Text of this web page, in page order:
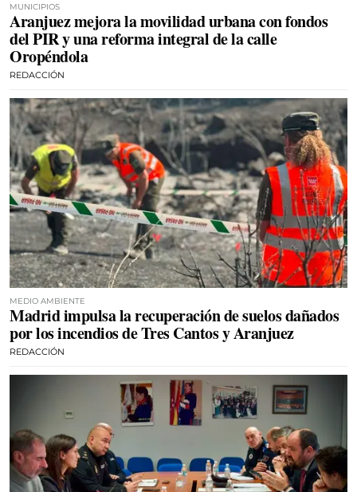
MUNICIPIOS
Aranjuez mejora la movilidad urbana con fondos
del PIR y una reforma integral de la calle
Oropéndola
REDACCIÓN
MEDIO AMBIENTE
Madrid impulsa la recuperación de suelos dañados
por los incendios de Tres Cantos y Aranjuez
REDACCIÓN